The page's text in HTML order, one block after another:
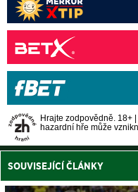
Hrajte zodpovědně. 18+
hazardní hře může
SOUVISEJÍCÍ ČLÁNKY